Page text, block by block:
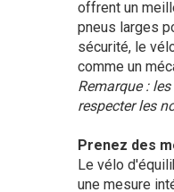
offrent un
pneus larges
sécurité, le
comme un
Remarque :
respecter les
Prenez des
Le vélo
une mesure